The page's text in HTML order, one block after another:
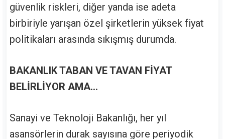
güvenlik riskleri, diğer yanda ise adeta
birbiriyle yarışan özel şirketlerin yüksek fiyat
politikaları arasında sıkışmış durumda.
BAKANLIK TABAN VE TAVAN FİYAT
BELİRLİYOR AMA...
Sanayi ve Teknoloji Bakanlığı, her yıl
asansörlerin durak sayısına göre periyodik